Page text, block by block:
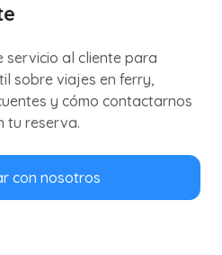
servicio al cliente para
sobre viajes en ferry,
y cómo contactarnos
tu reserva.
con nosotros